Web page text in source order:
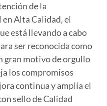
de la
Alta Calidad, el
está llevando a cabo
ser reconocida como
gran motivo de orgullo
los compromisos
continua y amplía el
sello de Calidad